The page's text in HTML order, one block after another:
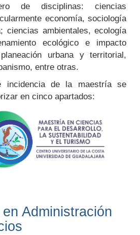
de disciplinas: ciencias
economía, sociología
ciencias ambientales, ecología
ecológico e impacto
urbana y territorial,
entre otras.
incidencia de la maestría se
en cinco apartados:
Administración